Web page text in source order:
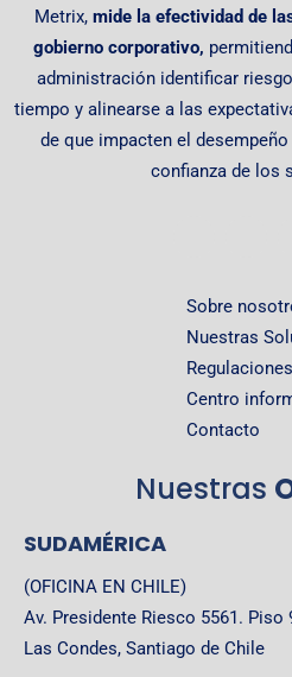
Metrix, mide la efectividad de
gobierno corporativo,
administración identificar
tiempo y alinearse a las
de que impacten el
confianza de los
Sobre
Nuestras
Regulaciones
Centro
Contacto
Nuestras
SUDAMÉRICA
(OFICINA EN CHILE)
Av. Presidente Riesco 5561. Piso
Las Condes, Santiago de Chile